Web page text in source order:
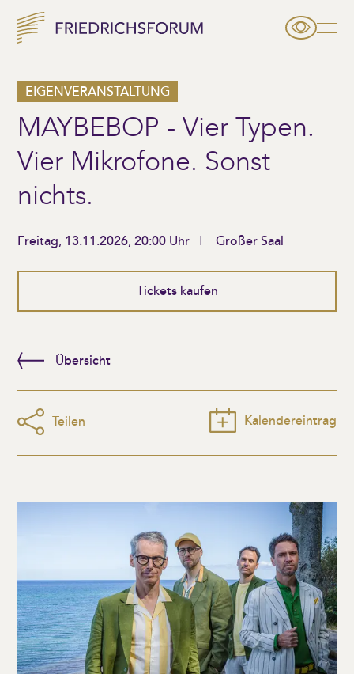
EIGENVERANSTALTUNG
MAYBEBOP - Vier Typen.
Vier Mikrofone. Sonst
nichts.
Freitag, 13.11.2026, 20:00 Uhr Großer Saal
Tickets kaufen
Übersicht
Teilen Kalendereintrag